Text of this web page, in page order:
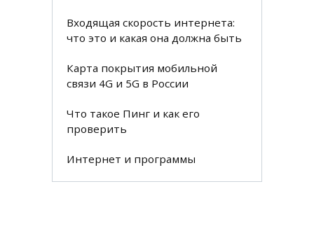
Входящая скорость интернета:
что это и какая она должна быть
Карта покрытия мобильной
связи 4G и 5G в России
Что такое Пинг и как его
проверить
Интернет и программы